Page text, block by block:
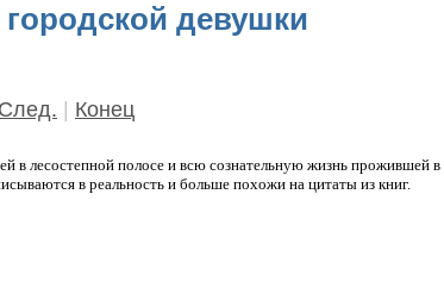
девушки
След. Конец
в лесостепной полосе и всю сознательную жизнь прожившей в
в реальность и больше похожи на цитаты из книг.